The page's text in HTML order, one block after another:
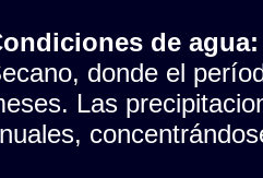
de agua:
donde el
Las